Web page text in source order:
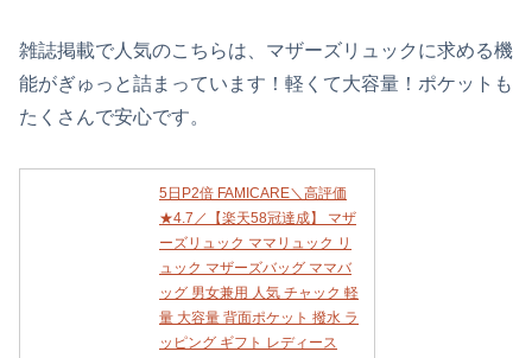
雑誌掲載で人気のこちらは、マザーズリュックに求める機
能がぎゅっと詰まっています！軽くて大容量！ポケットも
たくさんで安心です。
5日P2倍 FAMICARE＼高評価
★4.7／【楽天58冠達成】 マザ
ーズリュック ママリュック リ
ュック マザーズバッグ ママバ
ッグ 男女兼用 人気 チャック 軽
量 大容量 背面ポケット 撥水 ラ
ッピング ギフト レディース